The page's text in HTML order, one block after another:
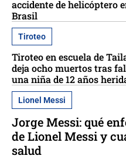
accidente de helicóptero
Brasil
Tiroteo
Tiroteo en escuela de
deja ocho muertos tras
una niña de 12 años
Lionel Messi
Jorge Messi: qué
de Lionel Messi y
salud